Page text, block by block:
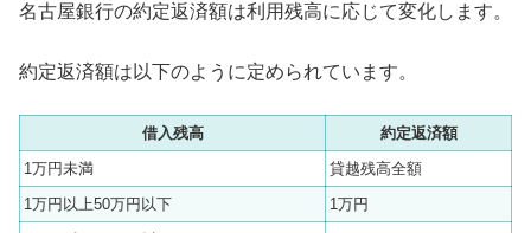
名古屋銀行の約定返済額は利用残高に応じて変化します。
約定返済額は以下のように定められています。
借入残高
約定返済額
1万円未満
貸越残高全額
1万円以上50万円以下
1万円